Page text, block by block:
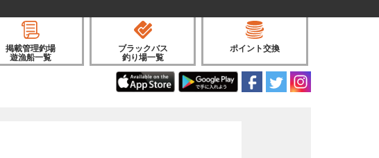
掲載管理釣場
遊漁船一覧
ブラックバス
釣り場一覧
ポイント交換